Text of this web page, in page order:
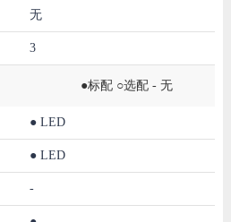
无
3
●标配 ○选配 - 无
● LED
● LED
-